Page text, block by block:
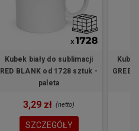
Kubek biały do sublimacji
RED BLANK od 1728 sztuk -
paleta
3,29 zł (netto)
SZCZEGÓŁY